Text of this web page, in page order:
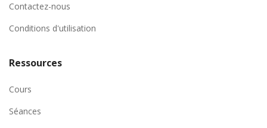
Contactez-nous
Conditions d'utilisation
Ressources
Cours
Séances